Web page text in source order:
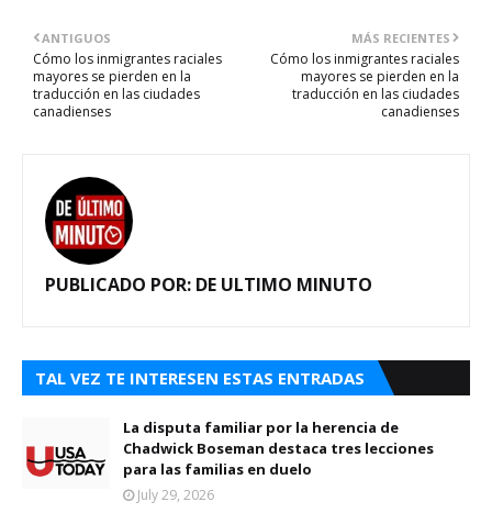
MÁS RECIENTES
Cómo los inmigrantes raciales
mayores se pierden en la
traducción en las ciudades
canadienses
ANTIGUOS
Cómo los inmigrantes raciales
mayores se pierden en la
traducción en las ciudades
canadienses
PUBLICADO POR: DE ULTIMO MINUTO
TAL VEZ TE INTERESEN ESTAS ENTRADAS
La disputa familiar por la herencia de
Chadwick Boseman destaca tres lecciones
para las familias en duelo
July 29, 2026